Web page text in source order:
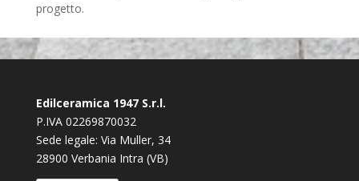
progetto.
Edilceramica 1947 S.r.l.
P.IVA 02269870032
Sede legale: Via Muller, 34
28900 Verbania Intra (VB)